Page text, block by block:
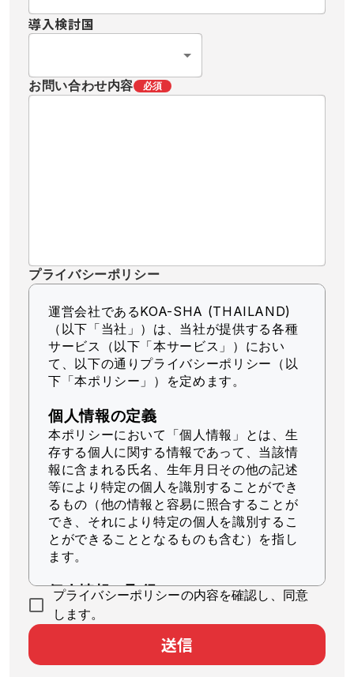
導入検討国
お問い合わせ内容 必須
プライバシーポリシー
運営会社であるKOA-SHA (THAILAND)
（以下「当社」） は、当社が提供する各種
サービス（以下「本サービス」）におい
て、以下の通りプライバシーポリシー（以
下「本ポリシー」）を定めます。
個人情報の定義
本ポリシーにおいて「個人情報」とは、生
存する個人に関する情報であって、当該情
報に含まれる氏名、生年月日その他の記述
等により特定の個人を識別することができ
るもの（他の情報と容易に照合することが
でき、それにより特定の個人を識別するこ
とができることとなるものも含む）を指し
ます。
個人情報の取得
当社は、適法かつ公正な手段によって個人
情報を取得します。
個人情報の利用
プライバシーポリシーの内容を確認し、同意
します。
送信